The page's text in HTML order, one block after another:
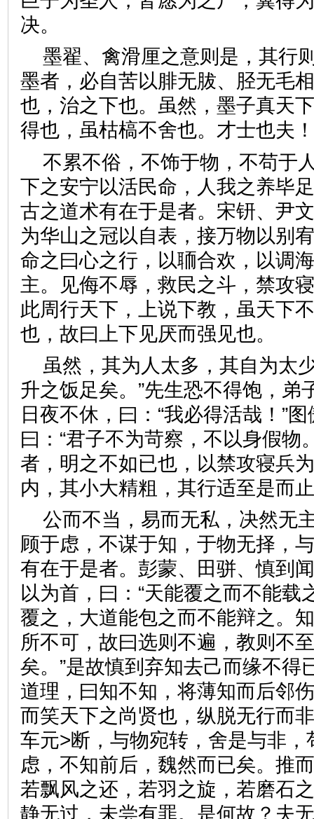
决。
墨翟、禽滑厘之意则是，其行
墨者，必自苦以腓无胈、胫无毛
也，治之下也。虽然，墨子真天
得也，虽枯槁不舍也。才士
不累不俗，不饰于物，不苟于
下之安宁以活民命，人我之养毕
古之道术有在于是者。宋钘、尹
为华山之冠以自表，接万物以别
命之曰心之行，以聏合欢，以调
主。见侮不辱，救民之斗，禁攻
此周行天下，上说下教，虽天下
也，故曰上下见厌而强见也
虽然，其为人太多，其自为太
升之饭足矣。”先生恐不得饱，弟
日夜不休，曰：“我必得活哉！”
曰：“君子不为苛察，不以身假物
者，明之不如已也，以禁攻寝兵
内，其小大精粗，其行适至
公而不当，易而无私，决然无
顾于虑，不谋于知，于物无择，
有在于是者。彭蒙、田骈、慎到
以为首，曰：“天能覆之而不能载
覆之，大道能包之而不能辩之。
所不可，故曰选则不遍，教则不
矣。”是故慎到弃知去己而缘不得
道理，曰知不知，将薄知而后邻
而笑天下之尚贤也，纵脱无行而
车元>断，与物宛转，舍是与非，
虑，不知前后，魏然而已矣。推
若飘风之还，若羽之旋，若磨石
静无过，未尝有罪。是何故？夫